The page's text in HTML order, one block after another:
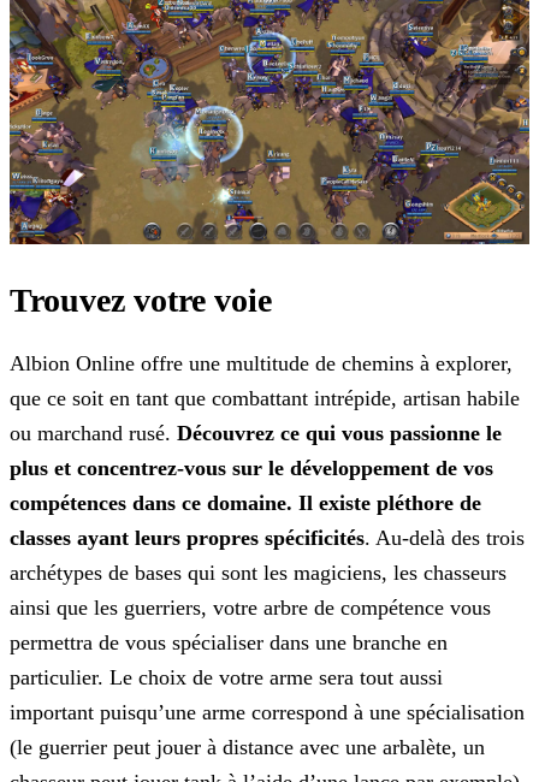
Trouvez votre voie
Albion Online offre une multitude de chemins à explorer,
que ce soit en tant que combattant intrépide, artisan habile
ou marchand rusé. Découvrez ce qui vous passionne le
plus et concentrez-vous sur le développement de vos
compétences dans ce domaine. Il existe pléthore de
classes ayant leurs propres spécificités. Au-delà des trois
archétypes de bases qui sont les magiciens, les chasseurs
ainsi que les guerriers, votre arbre de compétence vous
permettra de vous spécialiser dans une branche en
particulier. Le choix de votre arme sera tout aussi
important puisqu’une arme correspond à une spécialisation
(le guerrier peut jouer à distance avec une arbalète, un